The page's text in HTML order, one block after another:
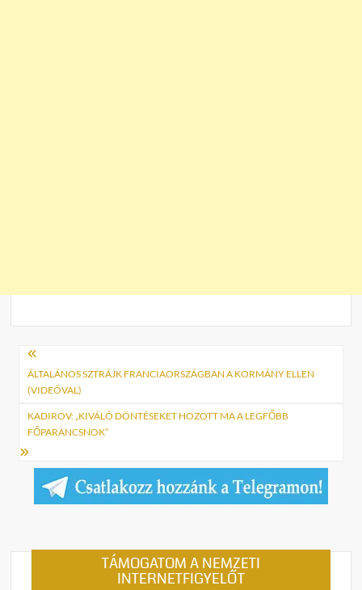
Bejegyzés
navigáció
ÁLTALÁNOS SZTRÁJK FRANCIAORSZÁGBAN A KORMÁNY ELLEN
(VIDEÓVAL)
KADIROV: „KIVÁLÓ DÖNTÉSEKET HOZOTT MA A LEGFŐBB
FŐPARANCSNOK”
TÁMOGATOM A NEMZETI
INTERNETFIGYELŐT